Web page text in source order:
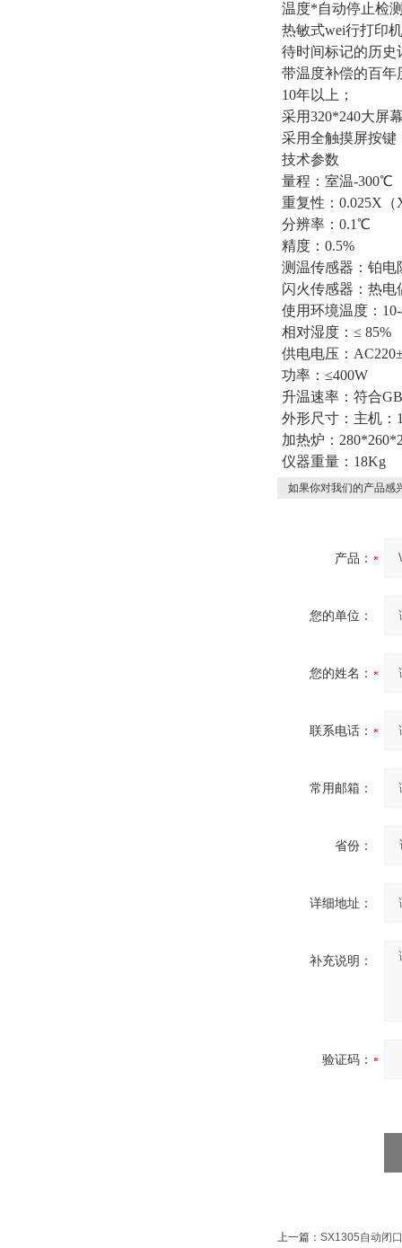
温度*自动停止检
热敏式wei行打印
待时间标记的历史
带温度补偿的百年
10年以上；
采用320*240大屏
采用全触摸屏按键
技术参数
量程：室温-300℃
重复性：0.025X
分辨率：0.1℃
精度：0.5%
测温传感器：铂电
闪火传感器：热电
使用环境温度：
相对湿度：≤ 85%
供电电压：
功率：≤400W
升温速率：符合
外形尺寸：主机：
加热炉：
仪器重量：18Kg
如果你对我们的产品感
产品：
您的单位：
您的姓名：
联系电话：
常用邮箱：
省份：
详细地址：
补充说明：
验证码：
上一篇： SX1305自动闭